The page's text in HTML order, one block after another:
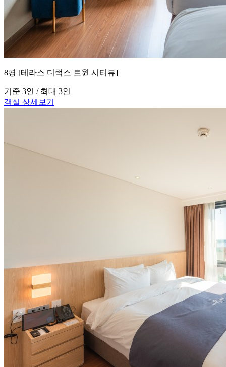
8평 [테라스 디럭스 트윈 시티뷰]
기준 3인 / 최대 3인
객실 상세보기